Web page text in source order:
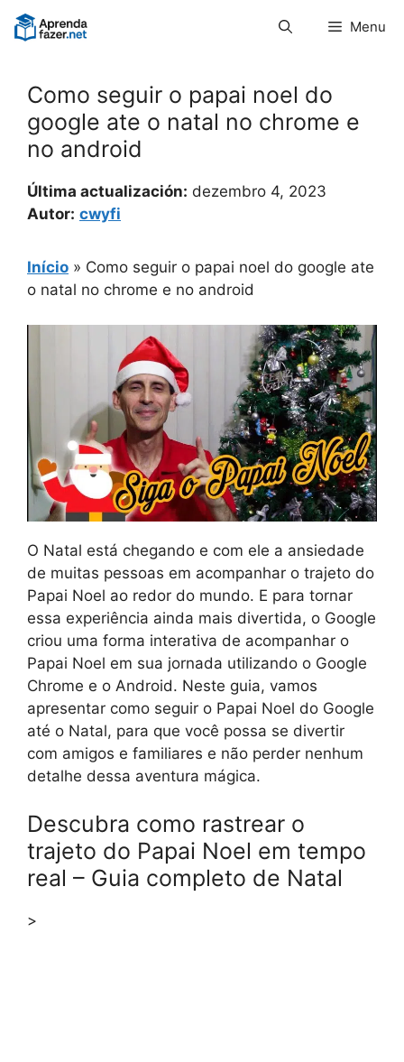
Pular
para
Menu
Como seguir o papai noel do
google ate o natal no chrome e
no android
Última actualización: dezembro 4, 2023
Autor: cwyfi
Início » Como seguir o papai noel do google ate
o natal no chrome e no android
O Natal está chegando e com ele a ansiedade
de muitas pessoas em acompanhar o trajeto do
Papai Noel ao redor do mundo. E para tornar
essa experiência ainda mais divertida, o Google
criou uma forma interativa de acompanhar o
Papai Noel em sua jornada utilizando o Google
Chrome e o Android. Neste guia, vamos
apresentar como seguir o Papai Noel do Google
até o Natal, para que você possa se divertir
com amigos e familiares e não perder nenhum
detalhe dessa aventura mágica.
Descubra como rastrear o
trajeto do Papai Noel em tempo
real – Guia completo de Natal
>